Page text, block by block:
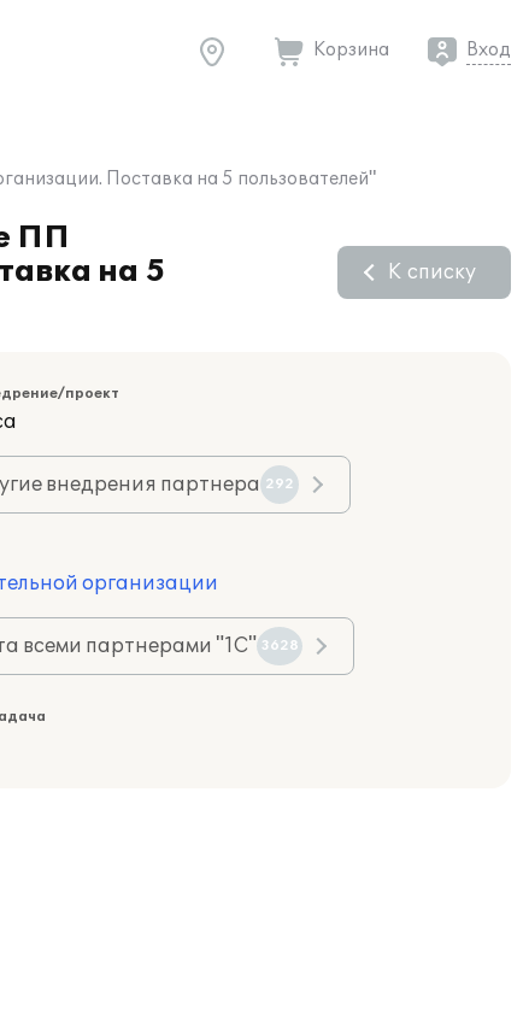
Корзина Вход
Поставка на 5 пользователей"
ПП
на 5
К списку
проект
внедрения партнера 292
организации
всеми партнерами "1С" 3628